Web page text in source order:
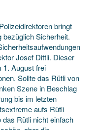
bringt
bezüglich Sicherheit.
Josef Dittli. Dieser
1. August frei
Sollte das Rütli von
Szene in Beschlag
bis im letzten
aufs Rütli
Rütli nicht einfach